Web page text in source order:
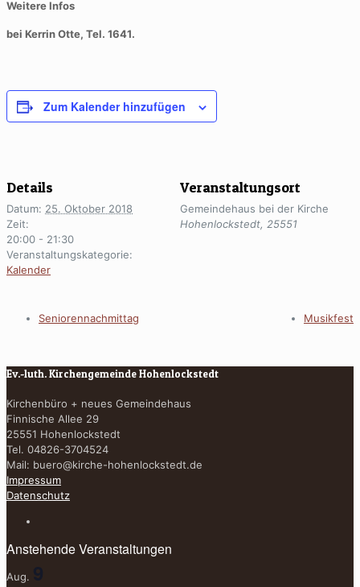
Weitere Infos
bei Kerrin Otte, Tel. 1641.
Zum Kalender hinzufügen
Details
Datum: 25. Oktober 2018
Zeit:
20:00 - 21:30
Veranstaltungskategorie:
Kalender
Veranstaltungsort
Gemeindehaus bei der Kirche
Hohenlockstedt, 25551
Seniorennachmittag Musikfest
Ev.-luth. Kirchengemeinde Hohenlockstedt
Kirchenbüro + neues Gemeindehaus
Finnische Allee 29
25551 Hohenlockstedt
Tel. 04826-3704524
Mail: buero@kirche-hohenlockstedt.de
Impressum
Datenschutz
Anstehende Veranstaltungen
Aug. 9